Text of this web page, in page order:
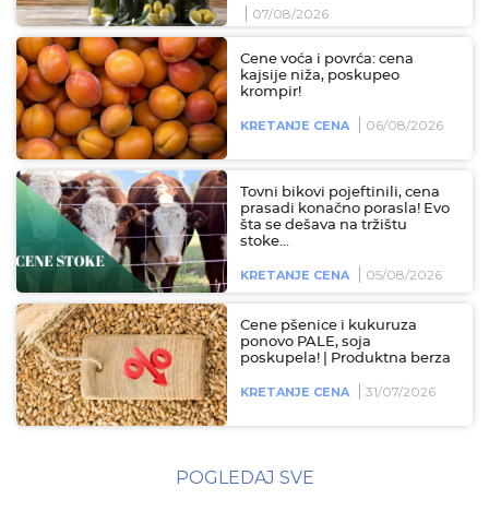
07/08/2026
Cene voća i povrća: cena
kajsije niža, poskupeo
krompir!
KRETANJE CENA 06/08/2026
Tovni bikovi pojeftinili, cena
prasadi konačno porasla! Evo
šta se dešava na tržištu
stoke...
KRETANJE CENA 05/08/2026
Cene pšenice i kukuruza
ponovo PALE, soja
poskupela! | Produktna berza
KRETANJE CENA 31/07/2026
POGLEDAJ SVE